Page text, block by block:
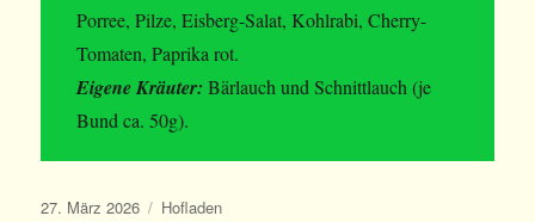
Porree, Pilze, Eisberg-Salat, Kohlrabi, Cherry-
Tomaten, Paprika rot.
Eigene Kräuter: Bärlauch und Schnittlauch (je
Bund ca. 50g).
Veröffentlicht
27. März 2026 Kategorien
Hofladen